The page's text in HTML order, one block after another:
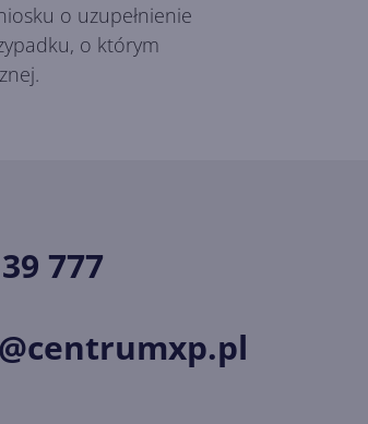
o uzupełnienie
o którym
777